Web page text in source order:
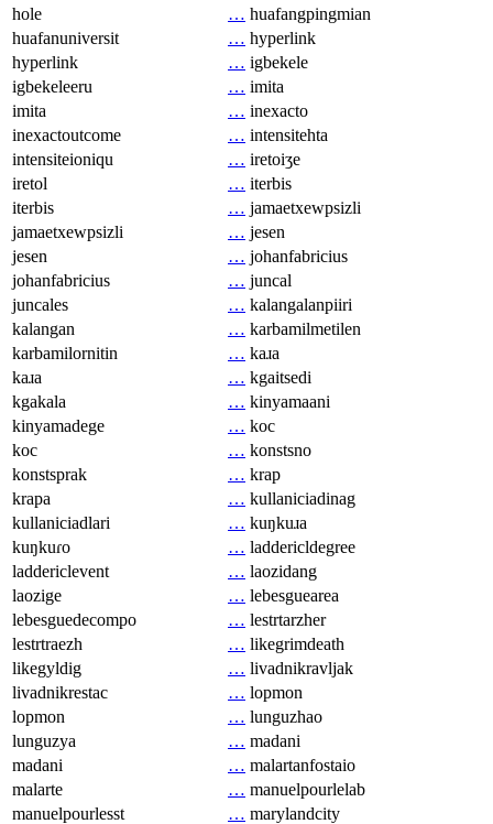
hole
… huafangpingmian
huafanuniversit
… hyperlink
hyperlink
… igbekele
igbekeleeru
… imita
imita
… inexacto
inexactoutcome
… intensitehta
intensiteioniqu
… iretoiʒe
iretol
… iterbis
iterbis
… jamaetxewpsizli
jamaetxewpsizli
… jesen
jesen
… johanfabricius
johanfabricius
… juncal
juncales
… kalangalanpiiri
kalangan
… karbamilmetilen
karbamilornitin
… kaɹa
kaɹa
… kgaitsedi
kgakala
… kinyamaani
kinyamadege
… koc
koc
… konstsno
konstsprak
… krap
krapa
… kullaniciadinag
kullaniciadlari
… kuŋkuɹa
kuŋkuɾo
… laddericldegree
laddericlevent
… laozidang
laozige
… lebesguearea
lebesguedecompo
… lestrtarzher
lestrtraezh
… likegrimdeath
likegyldig
… livadnikravljak
livadnikrestac
… lopmon
lopmon
… lunguzhao
lunguzya
… madani
madani
… malartanfostaio
malarte
… manuelpourlelab
manuelpourlesst
… marylandcity